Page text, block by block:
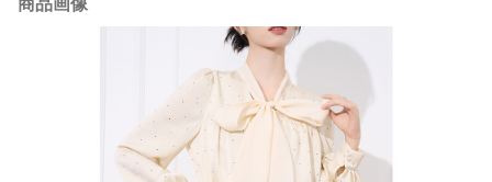
商品画像